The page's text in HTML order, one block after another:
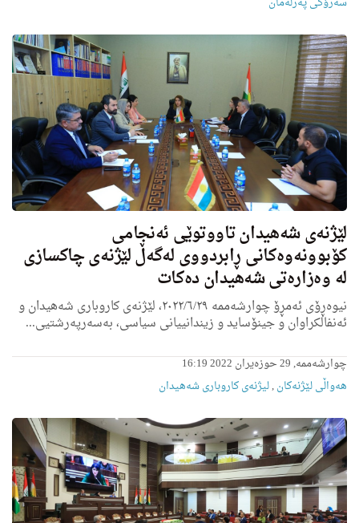
لێژنەی شەهیدان تاووتوێى ئه‌نجامی
كۆبوونه‌وه‌كانی ڕابردووی لەگەڵ لێژنەی چاكسازی
لە وەزارەتی شەهیدان ده‌كات
نیوەڕۆی ئەمڕۆ چوارشەممە ٢٠٢٢/٦/٢٩، لێژنەی كاروباری شەهیدان و
ئەنفالكراوان و جینۆساید و زیندانییانی سیاسی، بەسەرپەرشتیی...
چوارشەممە, 29 حوزەیران 2022 16:19
هه‌واڵى لێژنه‌كان,لیژنه‌ى كاروبارى شه‌هیدان